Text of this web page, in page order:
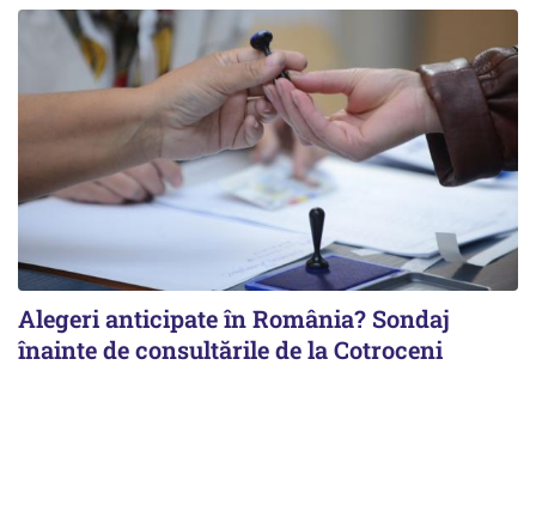
Alegeri anticipate în România? Sondaj
înainte de consultările de la Cotroceni